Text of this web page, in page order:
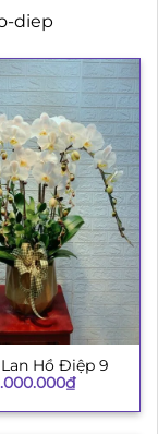
diep
Hồ Điệp 9
₫